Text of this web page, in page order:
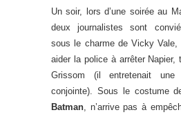
Un soir, lors d’une soirée au
deux journalistes sont
sous le charme de Vicky Vale,
aider la police à arrêter Napier,
Grissom (il entretenait
conjointe). Sous le costume
Batman, n’arrive pas à